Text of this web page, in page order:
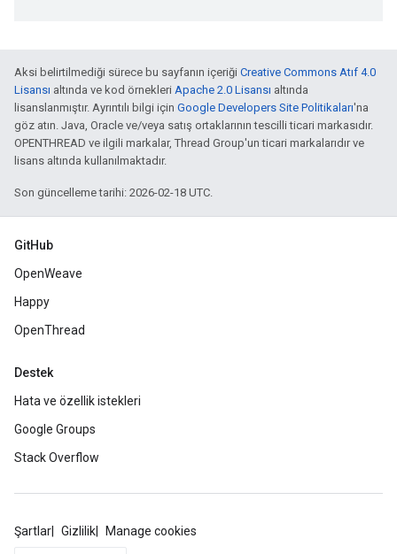
Aksi belirtilmediği sürece bu sayfanın içeriği Creative Commons Atıf 4.0
Lisansı altında ve kod örnekleri Apache 2.0 Lisansı altında
lisanslanmıştır. Ayrıntılı bilgi için Google Developers Site Politikaları'na
göz atın. Java, Oracle ve/veya satış ortaklarının tescilli ticari markasıdır.
OPENTHREAD ve ilgili markalar, Thread Group'un ticari markalarıdır ve
lisans altında kullanılmaktadır.
Son güncelleme tarihi: 2026-02-18 UTC.
GitHub
OpenWeave
Happy
OpenThread
Destek
Hata ve özellik istekleri
Google Groups
Stack Overflow
Şartlar Gizlilik Manage cookies